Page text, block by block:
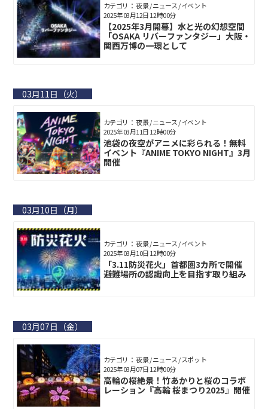
カテゴリ： 夜景 / ニュース / イベント
【2025年3月開幕】水と光の幻想空間
「OSAKA リバーファンタジー」大阪・
関西万博の一環として
2025年03月12日 12時00分
03月11日（火）
カテゴリ： 夜景 / ニュース / イベント
池袋の夜空がアニメに彩られる！無料
イベント『ANIME TOKYO NIGHT』3月
開催
2025年03月11日 12時00分
03月10日（月）
カテゴリ： 夜景 / ニュース / イベント
「3.11防災花火」首都圏3カ所で開催
避難場所の認識向上を目指す取り組み
2025年03月10日 12時00分
03月07日（金）
カテゴリ： 夜景 / ニュース / スポット
高輪の桜絶景！竹あかりと桜のコラボ
レーション『高輪 桜まつり2025』開催
2025年03月07日 12時00分